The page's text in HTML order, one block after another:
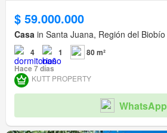
$ 59.000.000
Casa in Santa Juana, Región del Biobío
4 1
80 m²
Hace 7 días
KUTT PROPERTY
WhatsApp